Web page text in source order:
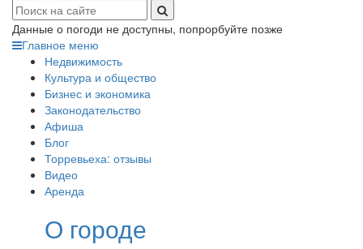
Данные о погоди не доступны, попрорбуйте позже
Главное меню
Недвижимость
Культура и общество
Бизнес и экономика
Законодательство
Афиша
Блог
Торревьеха: отзывы
Видео
Аренда
О городе